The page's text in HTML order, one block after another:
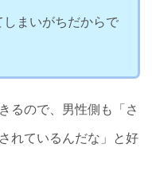
まいがちだからで
るので、男性側も「さ
れているんだな」と好